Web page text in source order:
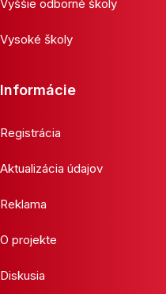
Vyššie odborné školy
Vysoké školy
Informácie
Registrácia
Aktualizácia údajov
Reklama
O projekte
Diskusia